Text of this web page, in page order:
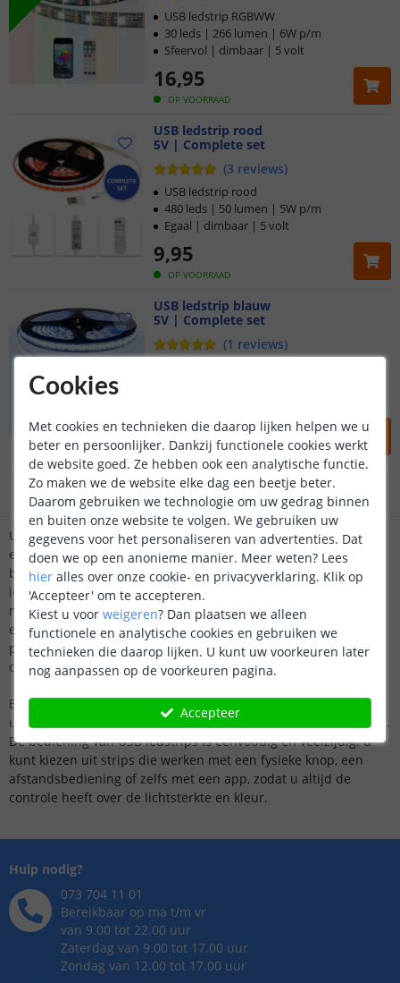
OP VOORRAAD
16,95
USB ledstrip RGBWW
30 leds | 266 lumen | 6W p/m
Sfeervol | dimbaar | 5 volt
USB ledstrip rood
5V | Complete set
(3 reviews)
OP VOORRAAD
9,95
USB ledstrip rood
480 leds | 50 lumen | 5W p/m
Egaal | dimbaar | 5 volt
USB ledstrip blauw
5V | Complete set
(1 reviews)
OP VOORRAAD
9,95
5 jaar garantie
Gratisverzending vanaf € 20,-
Klantbeoordeling 9.1
Voor 23:45 uur besteld,morgen in huis
USB ledstrips zijn de perfecte oplossing voor iedereen die
eenvoudig sfeer wil creëren zonder gedoe met complexe
bedrading. Doordat ze via een USB-aansluiting werken, zijn ze
ideaal voor toepassingen waar een standaard stopcontact
minder voorhanden is. U kunt ze bijvoorbeeld aansluiten op
een powerbank, waardoor de ledstrips ook bruikbaar zijn op
plekken zonder stroomvoorziening, zoals in een auto of op een
camping.
Bovendien zijn USB ledstrips compact en flexibel, waardoor ze
uitstekend passen in krappe ruimtes of op kleine oppervlakken.
De bediening van USB ledstrips is eenvoudig en veelzijdig: u
kunt kiezen uit strips die werken met een fysieke knop, een
afstandsbediening of zelfs met een app, zodat u altijd de
controle heeft over de lichtsterkte en kleur.
Hulp nodig?
073 704 11 01
Bereikbaar op ma t/m vr
van 9.00 tot 22.00 uur
Zaterdag van 9.00 tot 17.00 uur
Zondag van 12.00 tot 17.00 uur
Cookies
Met cookies en technieken die daarop lijken helpen we u
beter en persoonlijker. Dankzij functionele cookies werkt
de website goed. Ze hebben ook een analytische functie.
Zo maken we de website elke dag een beetje beter.
Daarom gebruiken we technologie om uw gedrag binnen
en buiten onze website te volgen. We gebruiken uw
gegevens voor het personaliseren van advertenties. Dat
doen we op een anonieme manier. Meer weten? Lees
hier alles over onze cookie- en privacyverklaring. Klik op
'Accepteer' om te accepteren.
Kiest u voor weigeren? Dan plaatsen we alleen
functionele en analytische cookies en gebruiken we
technieken die daarop lijken. U kunt uw voorkeuren later
nog aanpassen op de voorkeuren pagina.
Accepteer